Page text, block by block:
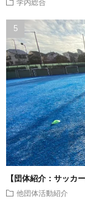
学内総合
【団体紹介：サッカ
他団体活動紹介